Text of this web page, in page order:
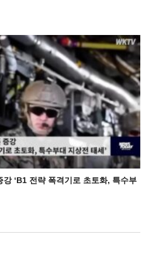
‘B1 전략 폭격기로 초토화, 특수부